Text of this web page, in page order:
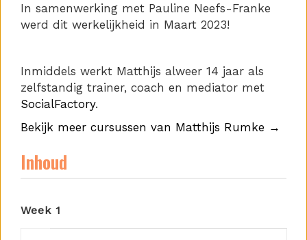
In samenwerking met Pauline Neefs-Franke
werd dit werkelijkheid in Maart 2023!
Inmiddels werkt Matthijs alweer 14 jaar als
zelfstandig trainer, coach en mediator met
SocialFactory.
Bekijk meer cursussen van Matthijs Rumke →
Inhoud
Week 1